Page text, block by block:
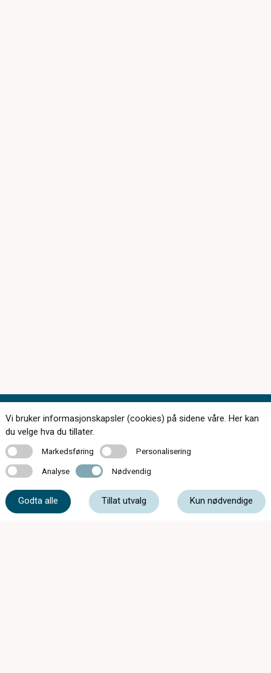
Kontakt oss
Vi bruker informasjonskapsler (cookies) på sidene våre. Her kan
du velge hva du tillater.
MarkedsføringMarkedsføring PersonaliseringPersonalisering
Analyse Analyse Nødvendig Nødvendig
Godta alle Tillat utvalg Kun nødvendige